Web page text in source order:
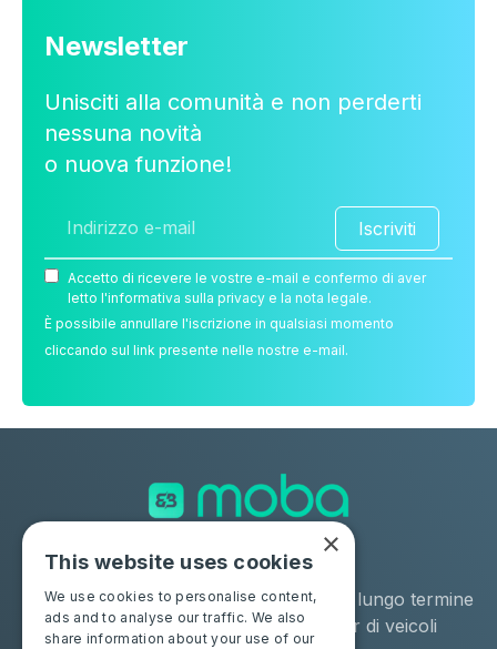
Newsletter
Unisciti alla comunità e non perderti
nessuna novità
o nuova funzione!
Iscriviti
Accetto di ricevere le vostre e-mail e confermo di aver
letto l'informativa sulla privacy e la nota legale.
È possibile annullare l'iscrizione in qualsiasi momento
cliccando sul link presente nelle nostre e-mail.
Soluzioni
Negozio
Moba Certify Pro
Industrie
Noleggio a lungo termine
Remarketer di veicoli
×
This website uses cookies
We use cookies to personalise content,
ads and to analyse our traffic. We also
share information about your use of our